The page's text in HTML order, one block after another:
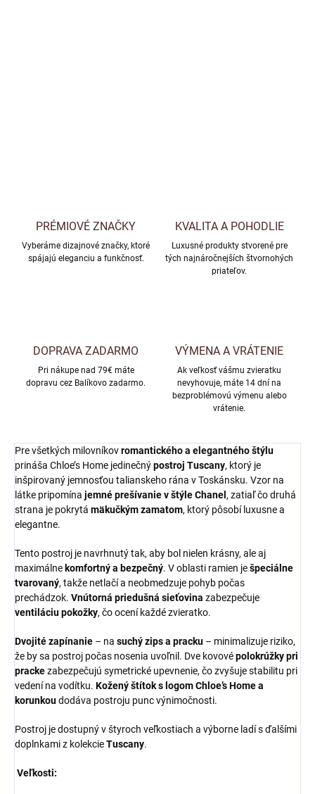
PRÉMIOVÉ ZNAČKY
Vyberáme dizajnové značky, ktoré
spájajú eleganciu a funkčnosť.
KVALITA A POHODLIE
Luxusné produkty stvorené pre
tých najnáročnejších štvornohých
priateľov.
DOPRAVA ZADARMO
Pri nákupe nad 79€ máte
dopravu cez Balíkovo zadarmo.
VÝMENA A VRÁTENIE
Ak veľkosť vášmu zvieratku
nevyhovuje, máte 14 dní na
bezproblémovú výmenu alebo
vrátenie.
Pre všetkých milovníkovromantického a elegantného štýlu
prináša Chloe’s Home jedinečnýpostroj Tuscany, ktorý je
inšpirovaný jemnosťou talianskeho rána v Toskánsku. Vzor na
látke pripomína jemné prešívanie v štýle Chanel , zatiaľ čo druhá
strana je pokrytá mäkučkým zamatom, ktorý pôsobí luxusne a
elegantne.
Tento postroj je navrhnutý tak, aby bol nielen krásny, ale aj
maximálne komfortný a bezpečný. V oblasti ramien ješpeciálne
tvarovaný, takže netlačí a neobmedzuje pohyb počas
prechádzok. Vnútorná priedušná sieťovina zabezpečuje
ventiláciu pokožky, čo ocení každé zvieratko.
Dvojité zapínanie – na suchý zips a pracku – minimalizuje riziko,
že by sa postroj počas nosenia uvoľnil. Dve kovovépolokrúžky pri
prackezabezpečujú symetrické upevnenie, čo zvyšuje stabilitu pri
vedení na vodítku. Kožený štítok s logom Chloe’s Home a
korunkoudodáva postroju punc výnimočnosti.
Postroj je dostupný v štyroch veľkostiach a výborne ladí s ďalšími
doplnkami z kolekcieTuscany.
Veľkosti: